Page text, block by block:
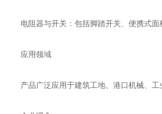
电阻器与开关‌：包括脚踏开关、便携式面
应用领域
产品广泛应用于建筑工地、港口机械、